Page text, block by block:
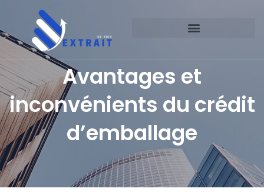
Avantages et
inconvénients du crédit
d’emballage